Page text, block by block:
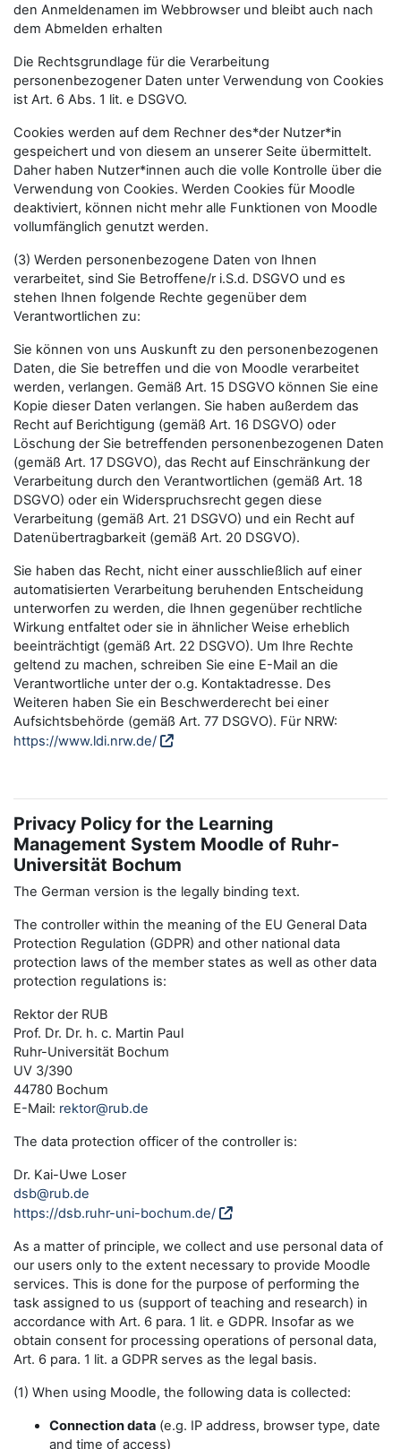
den Anmeldenamen im Webbrowser und bleibt auch nach
dem Abmelden erhalten
Die Rechtsgrundlage für die Verarbeitung
personenbezogener Daten unter Verwendung von Cookies
ist Art. 6 Abs. 1 lit. e DSGVO.
Cookies werden auf dem Rechner des*der Nutzer*in
gespeichert und von diesem an unserer Seite übermittelt.
Daher haben Nutzer*innen auch die volle Kontrolle über die
Verwendung von Cookies. Werden Cookies für Moodle
deaktiviert, können nicht mehr alle Funktionen von Moodle
vollumfänglich genutzt werden.
(3) Werden personenbezogene Daten von Ihnen
verarbeitet, sind Sie Betroffene/r i.S.d. DSGVO und es
stehen Ihnen folgende Rechte gegenüber dem
Verantwortlichen zu:
Sie können von uns Auskunft zu den personenbezogenen
Daten, die Sie betreffen und die von Moodle verarbeitet
werden, verlangen. Gemäß Art. 15 DSGVO können Sie eine
Kopie dieser Daten verlangen. Sie haben außerdem das
Recht auf Berichtigung (gemäß Art. 16 DSGVO) oder
Löschung der Sie betreffenden personenbezogenen Daten
(gemäß Art. 17 DSGVO), das Recht auf Einschränkung der
Verarbeitung durch den Verantwortlichen (gemäß Art. 18
DSGVO) oder ein Widerspruchsrecht gegen diese
Verarbeitung (gemäß Art. 21 DSGVO) und ein Recht auf
Datenübertragbarkeit (gemäß Art. 20 DSGVO).
Sie haben das Recht, nicht einer ausschließlich auf einer
automatisierten Verarbeitung beruhenden Entscheidung
unterworfen zu werden, die Ihnen gegenüber rechtliche
Wirkung entfaltet oder sie in ähnlicher Weise erheblich
beeinträchtigt (gemäß Art. 22 DSGVO). Um Ihre Rechte
geltend zu machen, schreiben Sie eine E-Mail an die
Verantwortliche unter der o.g. Kontaktadresse. Des
Weiteren haben Sie ein Beschwerderecht bei einer
Aufsichtsbehörde (gemäß Art. 77 DSGVO). Für NRW:
https://www.ldi.nrw.de/
Privacy Policy for the Learning
Management System Moodle of Ruhr-
Universität Bochum
The German version is the legally binding text.
The controller within the meaning of the EU General Data
Protection Regulation (GDPR) and other national data
protection laws of the member states as well as other data
protection regulations is:
Rektor der RUB
Prof. Dr. Dr. h. c. Martin Paul
Ruhr-Universität Bochum
UV 3/390
44780 Bochum
E-Mail: rektor@rub.de
The data protection officer of the controller is:
Dr. Kai-Uwe Loser
dsb@rub.de
https://dsb.ruhr-uni-bochum.de/
As a matter of principle, we collect and use personal data of
our users only to the extent necessary to provide Moodle
services. This is done for the purpose of performing the
task assigned to us (support of teaching and research) in
accordance with Art. 6 para. 1 lit. e GDPR. Insofar as we
obtain consent for processing operations of personal data,
Art. 6 para. 1 lit. a GDPR serves as the legal basis.
(1) When using Moodle, the following data is collected:
Connection data (e.g. IP address, browser type, date
and time of access)